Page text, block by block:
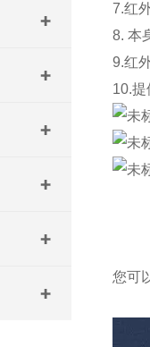
7.红
8. 本
9.红
10.
您可